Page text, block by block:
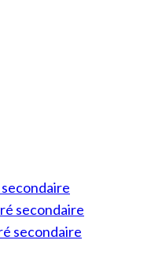
secondaire
secondaire